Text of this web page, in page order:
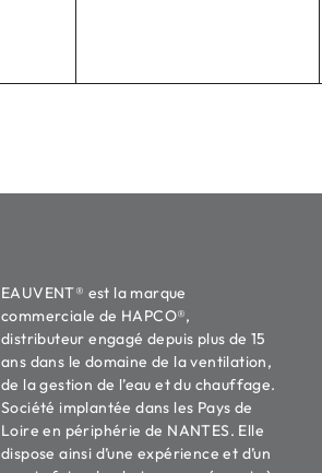
EAUVENT® est la marque
commerciale de HAPCO®,
distributeur engagé depuis plus de 15
ans dans le domaine de la ventilation,
de la gestion de l’eau et du chauffage.
Société implantée dans les Pays de
Loire en périphérie de NANTES. Elle
dispose ainsi d’une expérience et d’un